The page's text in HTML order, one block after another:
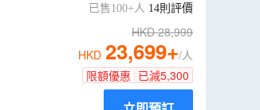
已售100+人 14則評價
HKD28,999
HKD 23,699+/人
限額優惠 已減5,300